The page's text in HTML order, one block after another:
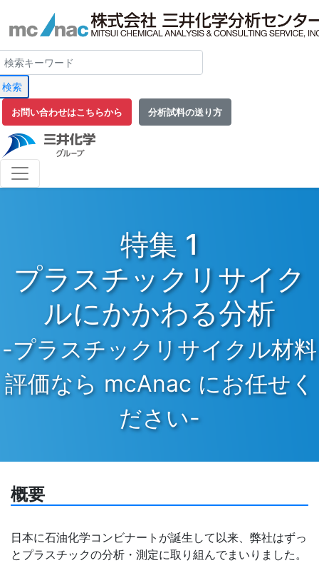
検索
お問い合わせはこちらから 分析試料の送り方
特集 1
プラスチックリサイク
ルにかかわる分析
-プラスチックリサイクル材料
評価なら mcAnac にお任せく
ださい-
概要
日本に石油化学コンビナートが誕生して以来、弊社はずっ
とプラスチックの分析・測定に取り組んでまいりました。